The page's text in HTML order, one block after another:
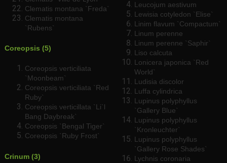
Clematis montana `Freda`
Clematis montana
`Rubens`
Coreopsis (5)
Coreopsis verticiliata
`Moonbeam`
Coreopsis verticiliata `Red
Ruby`
Coreopsis verticillata `Li`l
Bang Daybreak`
Coreopsis `Bengal Tiger`
Coreopsis `Ruby Frost`
Crinum (3)
Leucojum aestivum
Lewisia cotyledon `Elise`
Linim flavum `Compactum`
Linum perenne
Linum perenne `Saphir`
Liso calcuta
Lonicera japonica `Red
World`
Ludisia discolor
Luffa cylindrica
Lupinus polyphyllus
`Gallery Blue`
Lupinus polyphyllus
`Kronleuchter`
Lupinus polyphyllus
`Gallery Rose Shades`
Lychnis coronaria